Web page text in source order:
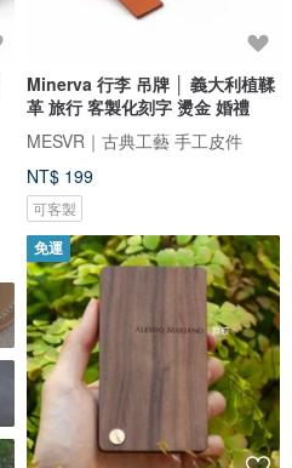
Minerva 行李 吊牌 │ 義大利植鞣
革 旅行 客製化刻字 燙金 婚禮
MESVR｜古典工藝 手工皮件
NT$ 199
可客製
免運